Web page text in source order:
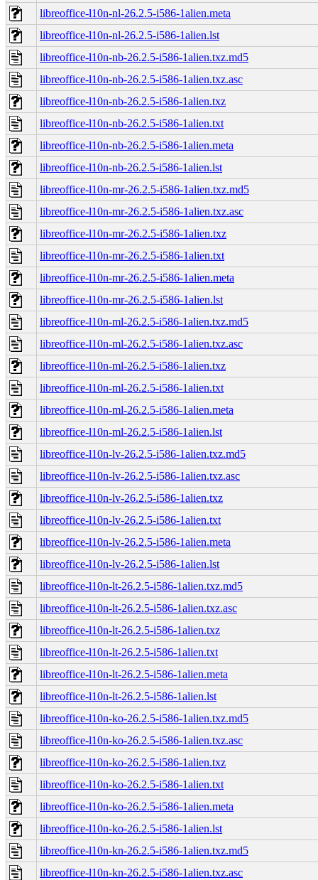
libreoffice-l10n-nl-26.2.5-i586-1alien.meta
libreoffice-l10n-nl-26.2.5-i586-1alien.lst
libreoffice-l10n-nb-26.2.5-i586-1alien.txz.md5
libreoffice-l10n-nb-26.2.5-i586-1alien.txz.asc
libreoffice-l10n-nb-26.2.5-i586-1alien.txz
libreoffice-l10n-nb-26.2.5-i586-1alien.txt
libreoffice-l10n-nb-26.2.5-i586-1alien.meta
libreoffice-l10n-nb-26.2.5-i586-1alien.lst
libreoffice-l10n-mr-26.2.5-i586-1alien.txz.md5
libreoffice-l10n-mr-26.2.5-i586-1alien.txz.asc
libreoffice-l10n-mr-26.2.5-i586-1alien.txz
libreoffice-l10n-mr-26.2.5-i586-1alien.txt
libreoffice-l10n-mr-26.2.5-i586-1alien.meta
libreoffice-l10n-mr-26.2.5-i586-1alien.lst
libreoffice-l10n-ml-26.2.5-i586-1alien.txz.md5
libreoffice-l10n-ml-26.2.5-i586-1alien.txz.asc
libreoffice-l10n-ml-26.2.5-i586-1alien.txz
libreoffice-l10n-ml-26.2.5-i586-1alien.txt
libreoffice-l10n-ml-26.2.5-i586-1alien.meta
libreoffice-l10n-ml-26.2.5-i586-1alien.lst
libreoffice-l10n-lv-26.2.5-i586-1alien.txz.md5
libreoffice-l10n-lv-26.2.5-i586-1alien.txz.asc
libreoffice-l10n-lv-26.2.5-i586-1alien.txz
libreoffice-l10n-lv-26.2.5-i586-1alien.txt
libreoffice-l10n-lv-26.2.5-i586-1alien.meta
libreoffice-l10n-lv-26.2.5-i586-1alien.lst
libreoffice-l10n-lt-26.2.5-i586-1alien.txz.md5
libreoffice-l10n-lt-26.2.5-i586-1alien.txz.asc
libreoffice-l10n-lt-26.2.5-i586-1alien.txz
libreoffice-l10n-lt-26.2.5-i586-1alien.txt
libreoffice-l10n-lt-26.2.5-i586-1alien.meta
libreoffice-l10n-lt-26.2.5-i586-1alien.lst
libreoffice-l10n-ko-26.2.5-i586-1alien.txz.md5
libreoffice-l10n-ko-26.2.5-i586-1alien.txz.asc
libreoffice-l10n-ko-26.2.5-i586-1alien.txz
libreoffice-l10n-ko-26.2.5-i586-1alien.txt
libreoffice-l10n-ko-26.2.5-i586-1alien.meta
libreoffice-l10n-ko-26.2.5-i586-1alien.lst
libreoffice-l10n-kn-26.2.5-i586-1alien.txz.md5
libreoffice-l10n-kn-26.2.5-i586-1alien.txz.asc